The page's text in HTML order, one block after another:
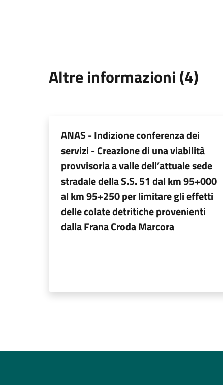
Altre informazioni (4)
ANAS - Indizione conferenza dei
servizi - Creazione di una viabilità
provvisoria a valle dell’attuale sede
stradale della S.S. 51 dal km 95+000
al km 95+250 per limitare gli effetti
delle colate detritiche provenienti
dalla Frana Croda Marcora